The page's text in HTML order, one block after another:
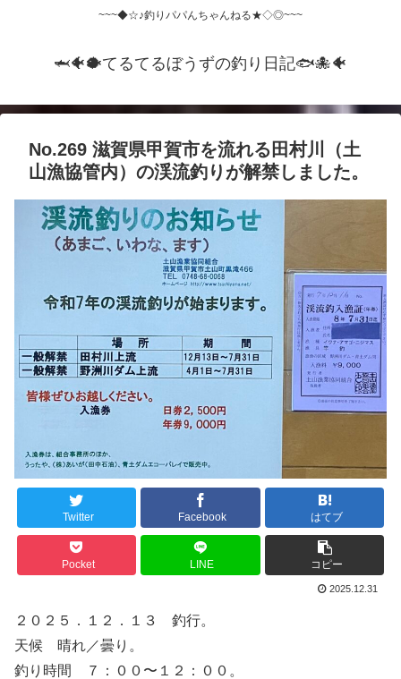
~~~◆☆♪釣りパパんちゃんねる★◇◎~~~
🦈🐠🐡てるてるぼうずの釣り日記🐟️🐙🐠
No.269 滋賀県甲賀市を流れる田村川（土
山漁協管内）の渓流釣りが解禁しました。
Twitter Facebook はてブ
Pocket LINE コピー
2025.12.31
２０２５．１２．１３ 釣行。
天候 晴れ／曇り。
釣り時間 ７：００〜１２：００。